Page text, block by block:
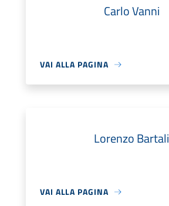
Carlo Vanni
VAI ALLA PAGINA
Lorenzo Bartali
VAI ALLA PAGINA